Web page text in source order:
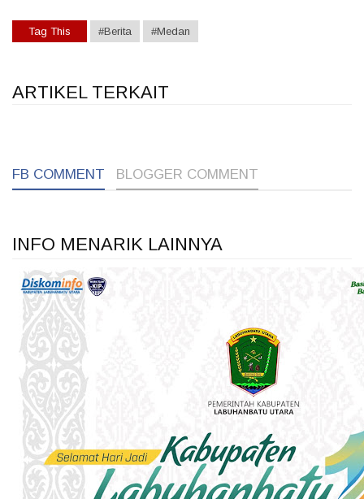
Tag This #Berita #Medan
ARTIKEL TERKAIT
FB COMMENT BLOGGER COMMENT
INFO MENARIK LAINNYA